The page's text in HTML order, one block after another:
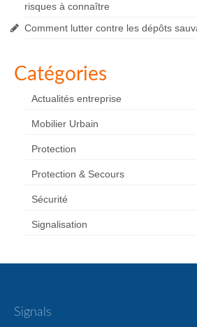
risques à connaître
Comment lutter contre les dépôts
Catégories
Actualités entreprise
Mobilier Urbain
Protection
Protection & Secours
Sécurité
Signalisation
Signals